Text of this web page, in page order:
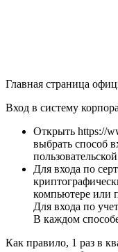
Главная страница
Вход в систему
Открыть https://
выбрать способ
Для входа по
компьютере или
Для входа по
В каждом
Как правило, 1 раз в